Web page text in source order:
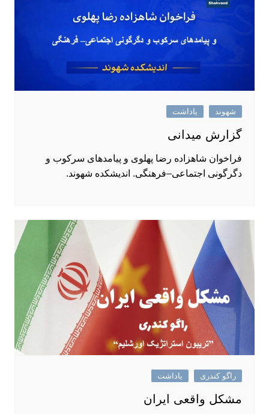
شهوند یاداشت
گزارش میدانی
فراخوان شاهزاده رضا پهلوی و پیامدهای سرکوب و
دگرگونی اجتماعی–فرهنگی. اندیشکده شهوند.
راگو کندری یاداشت
مشکل واقعی ایران